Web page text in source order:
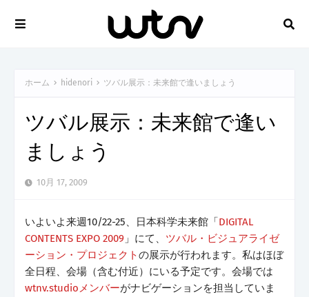
ホーム hidenori ツバル展示：未来館で逢いましょう
ツバル展示：未来館で逢い
ましょう
10月 17, 2009
いよいよ来週10/22-25、日本科学未来館「DIGITAL
CONTENTS EXPO 2009 」にて、 ツバル・ビジュアライゼ
ーション・プロジェクトの展示が行われます。私はほぼ
全日程、会場（含む付近）にいる予定です。会場では
wtnv.studioメンバーがナビゲーションを担当していま